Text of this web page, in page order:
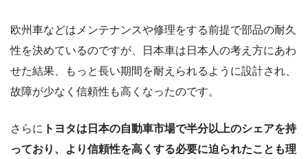
欧州車などはメンテナンスや修理をする前提で部品の耐久
性を決めているのですが、日本車は日本人の考え方にあわ
せた結果、もっと長い期間を耐えられるように設計され、
故障が少なく信頼性も高くなったのです。
さらに トヨタは日本の自動車市場で半分以上のシェアを持
っており、より信頼性を高くする必要に迫られたことも理